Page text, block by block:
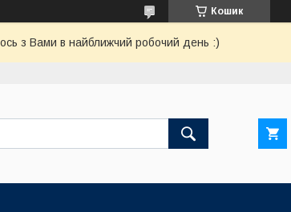
Кошик
з Вами в найближчий робочий день :)